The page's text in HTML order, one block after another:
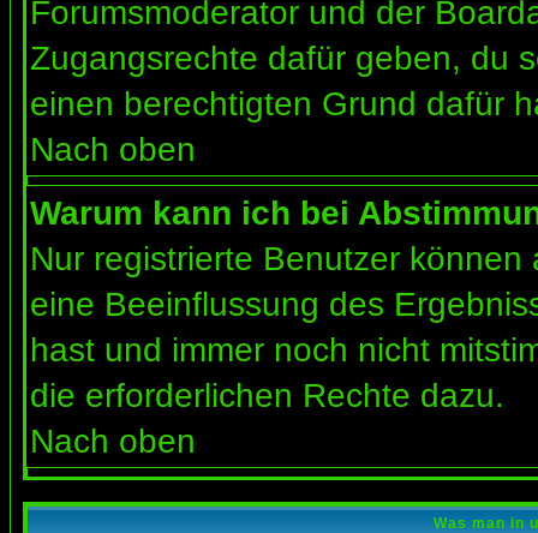
Forumsmoderator und der
Zugangsrechte dafür geben, du
einen berechtigten Grund dafür
Nach oben
Warum kann ich bei
Nur registrierte Benutzer
eine Beeinflussung des
hast und immer noch nicht
die erforderlichen Rechte dazu.
Nach oben
Was man in